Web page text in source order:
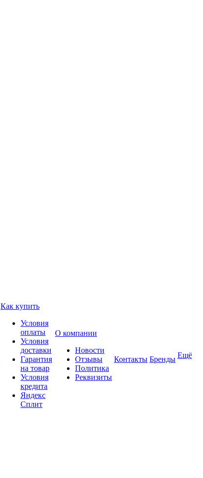
Как купить
Условия
оплаты
Условия
доставки
Гарантия
на товар
Условия
кредита
Яндекс
Сплит
О компании
Новости
Отзывы
Политика
Реквизиты
Контакты Бренды Ещё